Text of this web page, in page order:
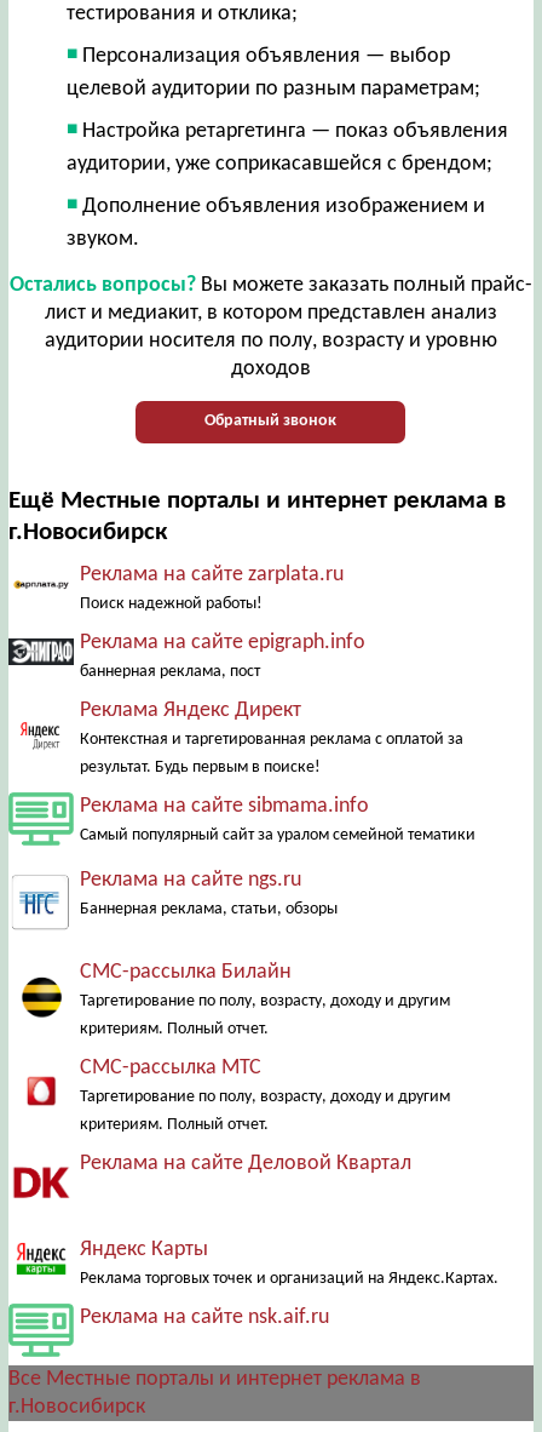
тестирования и отклика;
Персонализация объявления — выбор
целевой аудитории по разным параметрам;
Настройка ретаргетинга — показ объявления
аудитории, уже соприкасавшейся с брендом;
Дополнение объявления изображением и
звуком.
Остались вопросы?Вы можете заказать полный прайс-
лист и медиакит, в котором представлен анализ
аудитории носителя по полу, возрасту и уровню
доходов
Обратный звонок
Ещё Местные порталы и интернет реклама в
г.Новосибирск
Реклама на сайте zarplata.ru
Поиск надежной работы!
Реклама на сайте epigraph.info
баннерная реклама, пост
Реклама Яндекс Директ
Контекстная и таргетированная реклама с оплатой за
результат. Будь первым в поиске!
Реклама на сайте sibmama.info
Самый популярный сайт за уралом семейной тематики
Реклама на сайте ngs.ru
Баннерная реклама, статьи, обзоры
СМС-рассылка Билайн
Таргетирование по полу, возрасту, доходу и другим
критериям. Полный отчет.
СМС-рассылка МТС
Таргетирование по полу, возрасту, доходу и другим
критериям. Полный отчет.
Реклама на сайте Деловой Квартал
Яндекс Карты
Реклама торговых точек и организаций на Яндекс.Картах.
Реклама на сайте nsk.aif.ru
Все Местные порталы и интернет реклама в
г.Новосибирск